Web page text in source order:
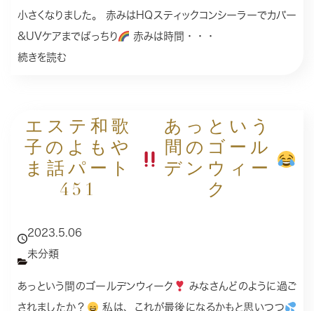
小さくなりました。 赤みはHQスティックコンシーラーでカバー
&UVケアまでばっちり
赤みは時間・・・
続きを読む
エステ和歌
子のよもや
ま話パート
451
あっという
間のゴール
デンウィー
ク
2023.5.06
未分類
あっという間のゴールデンウィーク
みなさんどのように過ご
されましたか？
私は、これが最後になるかもと思いつつ